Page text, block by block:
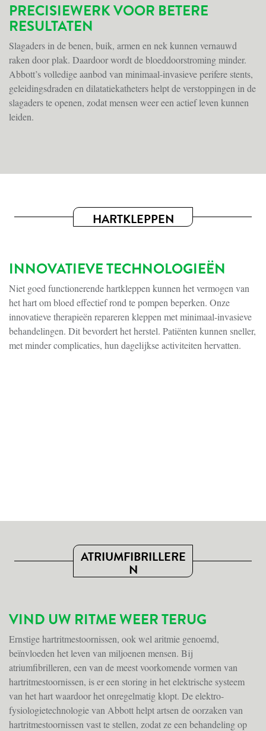
PRECISIEWERK VOOR BETERE
RESULTATEN
Slagaders in de benen, buik, armen en nek kunnen vernauwd
raken door plak. Daardoor wordt de bloeddoorstroming minder.
Abbott’s volledige aanbod van minimaal-invasieve perifere stents,
geleidingsdraden en dilatatiekatheters helpt de verstoppingen in de
slagaders te openen, zodat mensen weer een actief leven kunnen
leiden.
HARTKLEPPEN
INNOVATIEVE TECHNOLOGIEËN
Niet goed functionerende hartkleppen kunnen het vermogen van
het hart om bloed effectief rond te pompen beperken. Onze
innovatieve therapieën repareren kleppen met minimaal-invasieve
behandelingen. Dit bevordert het herstel. Patiënten kunnen sneller,
met minder complicaties, hun dagelijkse activiteiten hervatten.
ATRIUMFIBRILLERE
N
VIND UW RITME WEER TERUG
Ernstige hartritmestoornissen, ook wel aritmie genoemd,
beïnvloeden het leven van miljoenen mensen. Bij
atriumfibrilleren, een van de meest voorkomende vormen van
hartritmestoornissen, is er een storing in het elektrische systeem
van het hart waardoor het onregelmatig klopt. De elektro-
fysiologietechnologie van Abbott helpt artsen de oorzaken van
hartritmestoornissen vast te stellen, zodat ze een behandeling op